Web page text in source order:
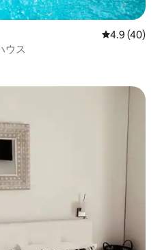
レビュー40
4.9 (40)
ウス